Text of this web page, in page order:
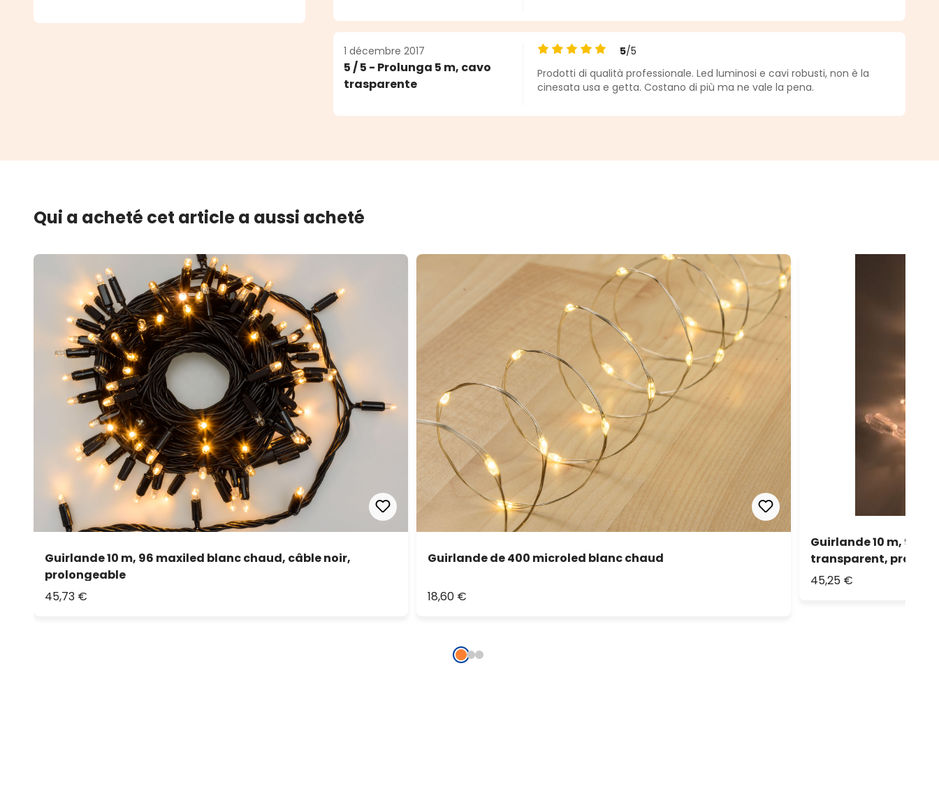
1 décembre 2017
5 / 5 - Prolunga 5 m, cavo
trasparente
Note moyenne de 5 sur 5 étoiles
5/5
Prodotti di qualità professionale. Led luminosi e cavi robusti, non è la
cinesata usa e getta. Costano di più ma ne vale la pena.
Qui a acheté cet article a aussi acheté
Guirlande 10 m, 96 maxiled blanc chaud, câble noir,
prolongeable
45,73 €
Guirlande de 400 microled blanc chaud
18,60 €
Guirlande 10 m, 96
transparent,
45,25 €